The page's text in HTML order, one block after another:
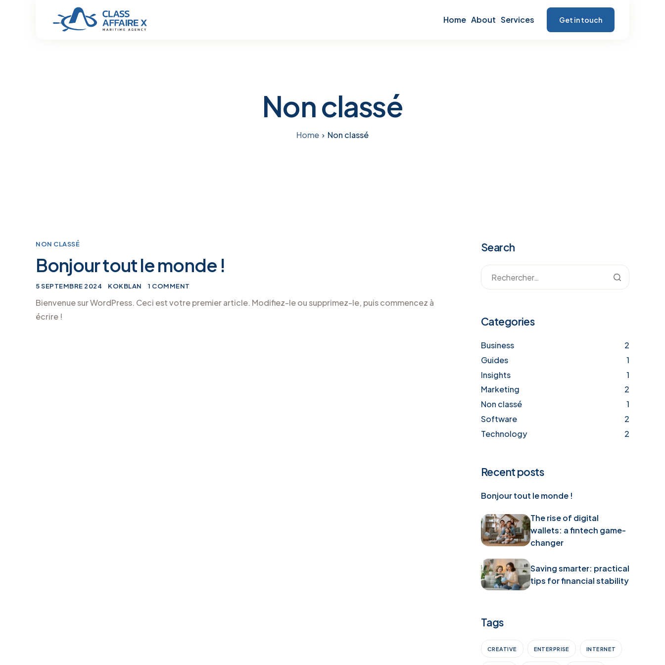
Home About Services Get in touch
Non classé
Home Non classé
NON CLASSÉ
Bonjour tout le monde !
5 SEPTEMBRE 2024 KOKBLAN 1 COMMENT
Bienvenue sur WordPress. Ceci est votre premier article. Modifiez-le ou supprimez-le, puis commencez à
écrire !
Search
Categories
Business
2
Guides
1
Insights
1
Marketing
2
Non classé
1
Software
2
Technology
2
Recent posts
Bonjour tout le monde !
The rise of digital
wallets: a fintech game-
changer
Saving smarter: practical
tips for financial stability
Tags
CREATIVE ENTERPRISE INTERNET